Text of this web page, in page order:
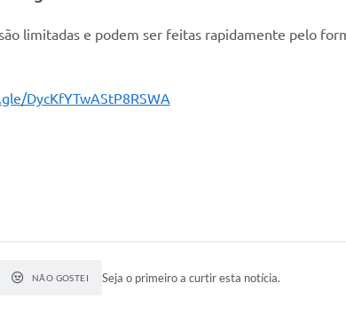
limitadas e podem ser feitas rapidamente pelo
DycKfYTwAStP8RSWA
NÃO GOSTEI Seja o primeiro a curtir esta notícia.